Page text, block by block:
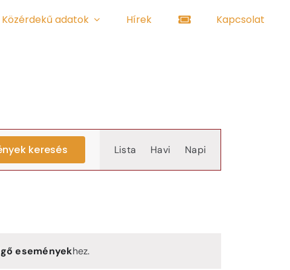
Közérdekű adatok Hírek Kapcsolat
eseményekhez.
keresés
Event
Views
Lista Havi Napi